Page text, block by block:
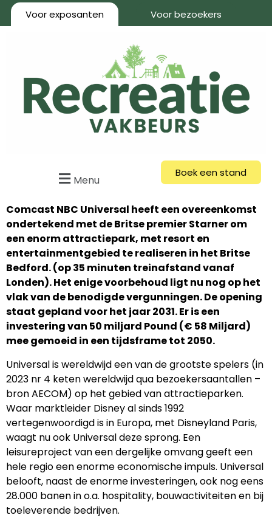
Voor exposanten Voor bezoekers
Menu
Boek een stand
Comcast NBC Universal heeft een overeenkomst
ondertekend met de Britse premier Starner om
een enorm attractiepark, met resort en
entertainmentgebied te realiseren in het Britse
Bedford. (op 35 minuten treinafstand vanaf
Londen). Het enige voorbehoud ligt nu nog op het
vlak van de benodigde vergunningen. De opening
staat gepland voor het jaar 2031. Er is een
investering van 50 miljard Pound (€ 58 Miljard)
mee gemoeid in een tijdsframe tot 2050.
Universal is wereldwijd een van de grootste spelers (in
2023 nr 4 keten wereldwijd qua bezoekersaantallen –
bron AECOM) op het gebied van attractieparken.
Waar marktleider Disney al sinds 1992
vertegenwoordigd is in Europa, met Disneyland Paris,
waagt nu ook Universal deze sprong. Een
leisureproject van een dergelijke omvang geeft een
hele regio een enorme economische impuls. Universal
belooft, naast de enorme investeringen, ook nog eens
28.000 banen in o.a. hospitality, bouwactiviteiten en bij
toeleverende bedrijven.